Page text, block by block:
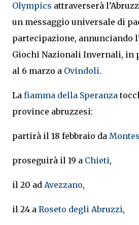
Olympics attraverserà
un messaggio universale di
partecipazione, annunciando
Giochi Nazionali Invernali, in
al 6 marzo a Ovindoli.
La fiamma della Speranza
province abruzzesi:
partirà il 18 febbraio da
proseguirà il 19 a Chieti,
il 20 ad Avezzano,
il 24 a Roseto degli Abruzzi,